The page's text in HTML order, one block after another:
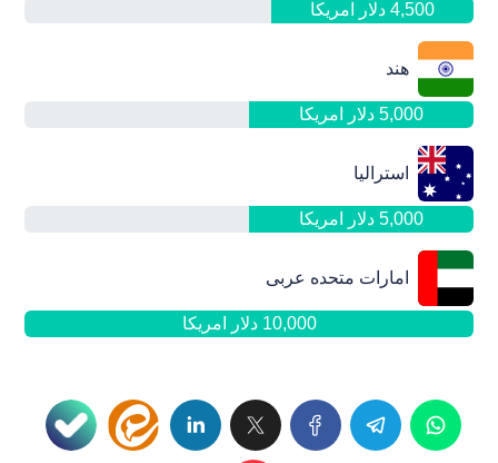
4,500 دلار امریکا
هند
5,000 دلار امریکا
استرالیا
5,000 دلار امریکا
امارات متحده عربی
10,000 دلار امریکا